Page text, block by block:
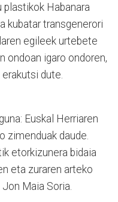
plastikok Habanara
kubatar transgenerori
egileek urtebete
ondoan igaro ondoren,
dute.
Euskal Herriaren
zimenduak daude.
etorkizunera bidaia
eta zuraren arteko
Maia Soria.